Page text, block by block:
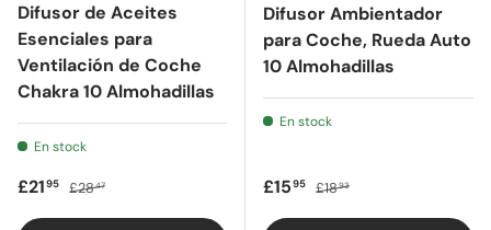
Difusor de Aceites
Esenciales para
Ventilación de Coche
Chakra 10 Almohadillas
En stock
Precio de oferta
£2195 Precio regular
£2847
Difusor Ambientador
para Coche, Rueda Auto
10 Almohadillas
En stock
Precio de oferta
£1595 Precio regular
£1893